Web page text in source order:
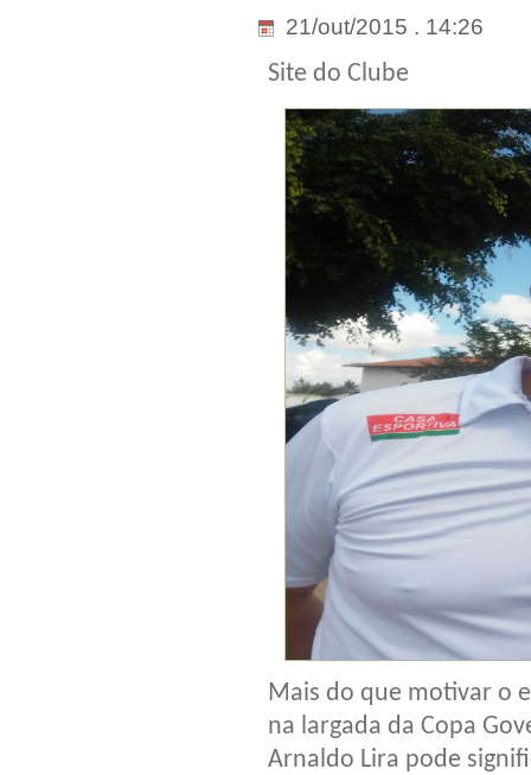
21/out/2015 . 14:26
Site do Clube
Mais do que motivar o
na largada da Copa
Arnaldo Lira pode